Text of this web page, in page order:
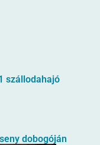
szállodahajó
dobogóján